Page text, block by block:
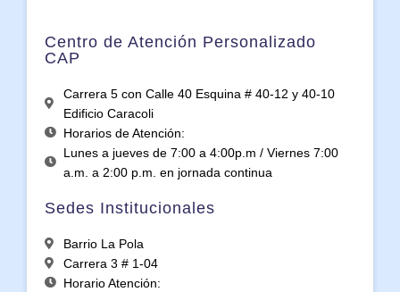
Centro de Atención Personalizado
CAP
Carrera 5 con Calle 40 Esquina # 40-12 y 40-10
Edificio Caracoli
Horarios de Atención:
Lunes a jueves de 7:00 a 4:00p.m / Viernes 7:00
a.m. a 2:00 p.m. en jornada continua
Sedes Institucionales
Barrio La Pola
Carrera 3 # 1-04
Horario Atención: